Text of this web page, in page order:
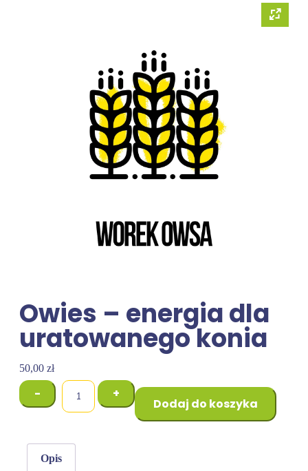
Owies – energia dla
uratowanego konia
50,00 zł
- +
Dodaj do koszyka
Opis